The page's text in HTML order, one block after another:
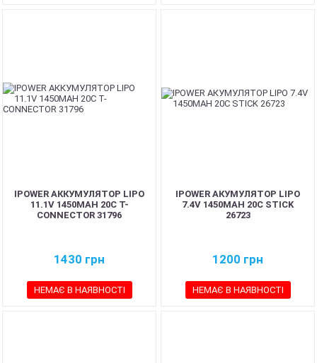
IPOWER АККУМУЛЯТОР LIPO
11.1V 1450MAH 20C T-
CONNECTOR 31796
1430 грн
НЕМАЄ В НАЯВНОСТІ
IPOWER АКУМУЛЯТОР LIPO
7.4V 1450MAH 20C STICK
26723
1200 грн
НЕМАЄ В НАЯВНОСТІ